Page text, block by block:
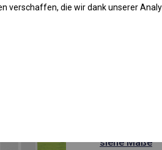
siehe Maße
die wir dank unserer